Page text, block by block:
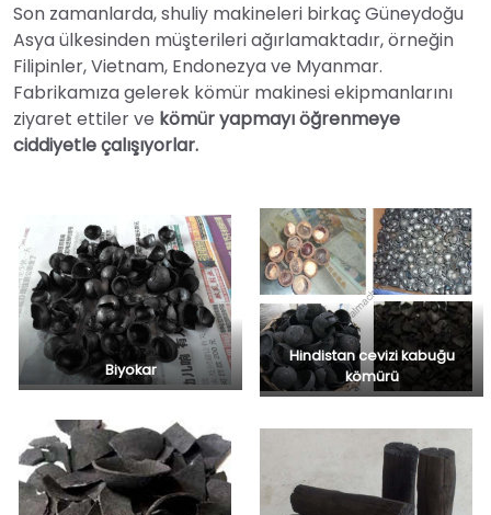
Son zamanlarda, shuliy makineleri birkaç Güneydoğu
Asya ülkesinden müşterileri ağırlamaktadır, örneğin
Filipinler, Vietnam, Endonezya ve Myanmar.
Fabrikamıza gelerek kömür makinesi ekipmanlarını
ziyaret ettiler ve kömür yapmayı öğrenmeye
ciddiyetle çalışıyorlar.
Biyokar
Hindistan cevizi kabuğu
kömürü